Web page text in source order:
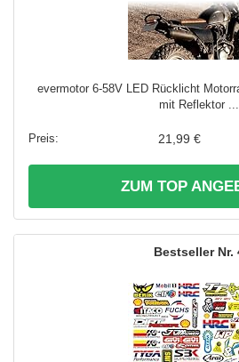
evermotor 6-58V LED Rücklicht
mit Reflektor ...
21,99 €
ZUM TOP